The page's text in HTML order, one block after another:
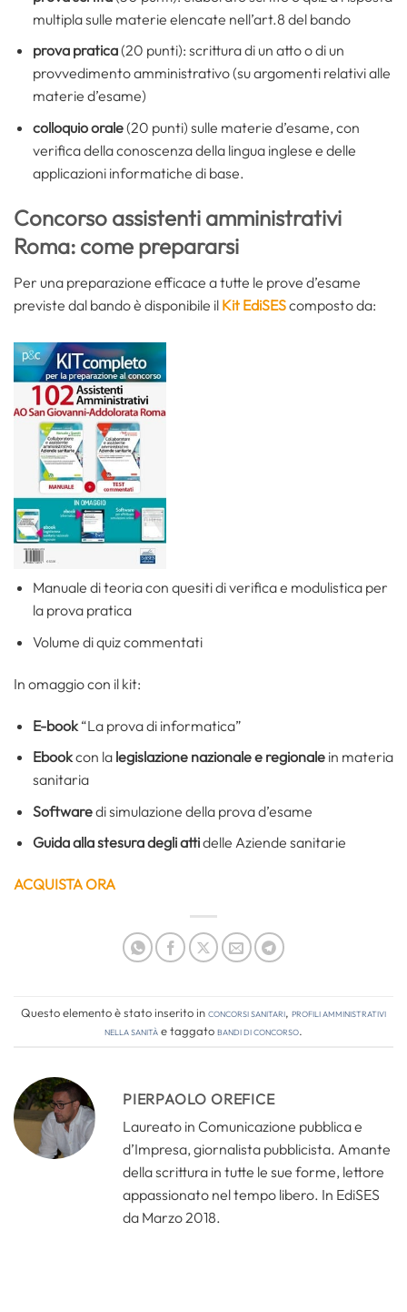
multipla sulle materie elencate nell’art.8 del bando
prova pratica(20 punti): scrittura di un atto o di un
provvedimento amministrativo (su argomenti relativi alle
materie d’esame)
colloquioorale(20 punti) sulle materie d’esame, con
verifica della conoscenza della lingua inglese e delle
applicazioni informatiche di base.
Concorso assistenti amministrativi
Roma: come prepararsi
Per una preparazione efficace a tutte le prove d’esame
previste dal bando è disponibile il Kit EdiSEScomposto da:
Manuale di teoria con quesiti di verifica e modulistica per
la prova pratica
Volume di quiz commentati
In omaggio con il kit:
E-book“La prova di informatica”
Ebookcon la legislazione nazionale e regionale in materia
sanitaria
Softwaredi simulazione della prova d’esame
Guida alla stesura degli attidelle Aziende sanitarie
ACQUISTA ORA
Questo elemento è stato inserito inConcorsi Sanitari, Profili amministrativi
nella sanitàe taggatobandi di concorso.
PIERPAOLO OREFICE
Laureato in Comunicazione pubblica e
d’Impresa, giornalista pubblicista. Amante
della scrittura in tutte le sue forme, lettore
appassionato nel tempo libero. In EdiSES
da Marzo 2018.